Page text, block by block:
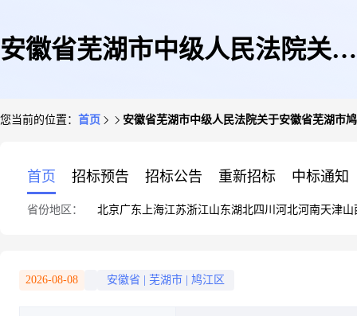
安徽省芜湖市中级人民法院关于
您当前的位置： 首页 安徽省芜湖市中级人民法院关于安徽省芜湖市
首页 招标预告 招标公告 重新招标 中标通知
省份地区： 北京广东 上海江苏浙江山东湖北四川 河北河南天津山
2026-08-08 安徽省 芜湖市 鸠江区